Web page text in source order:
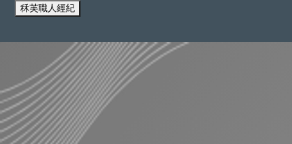
我們使用 cookies 來提升您的瀏覽體驗並分析網站流量。
全部拒絕 接受所有 Cookie
秝芙職人經紀